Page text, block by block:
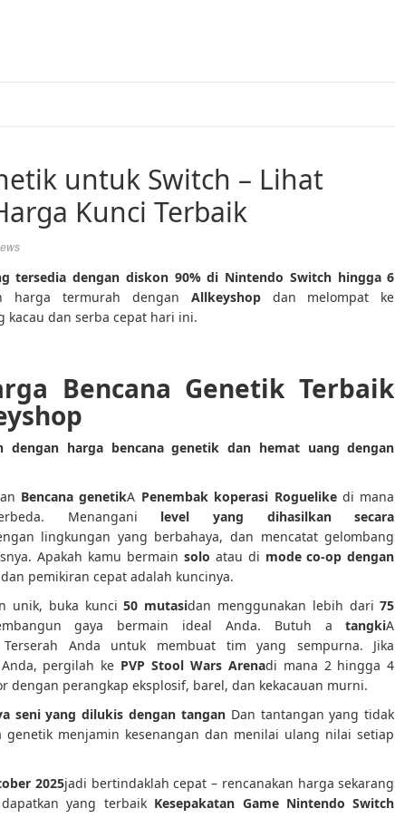
untuk Switch – Lihat
Kunci Terbaik
tersedia dengan diskon 90% di Nintendo Switch hingga 6
harga termurah dengan Allkeyshopdan melompat ke
kacau dan serba cepat hari ini.
Bencana Genetik Terbaik
dengan harga bencana genetik dan hemat uang dengan
Bencana genetikA Penembak koperasi Roguelikedi mana
Menangani level yang dihasilkan secara
lingkungan yang berbahaya, dan mencatat gelombang
Apakah kamu bermain solo atau di mode co-op dengan
pemikiran cepat adalah kuncinya.
unik, buka kunci50 mutasidan menggunakan lebih dari75
gaya bermain ideal Anda. Butuh atangkiA
Anda untuk membuat tim yang sempurna. Jika
pergilah ke PVP Stool Wars Arenadi mana 2 hingga 4
dengan perangkap eksplosif, barel, dan kekacauan murni.
seni yang dilukis dengan tanganDan tantangan yang tidak
genetik menjamin kesenangan dan menilai ulang nilai setiap
2025jadi bertindaklah cepat – rencanakan harga sekarang
yang terbaik Kesepakatan Game Nintendo Switch